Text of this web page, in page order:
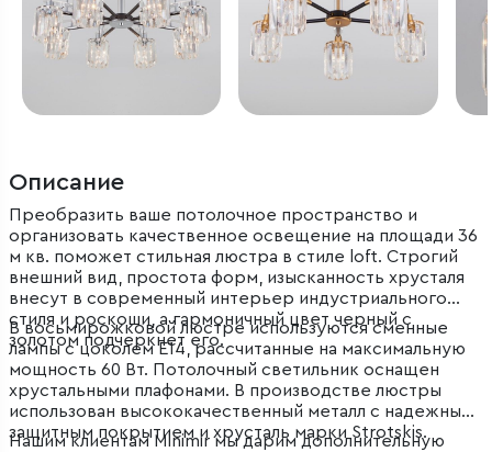
Описание
Преобразить ваше потолочное пространство и
организовать качественное освещение на площади 36
м кв. поможет стильная люстра в стиле loft. Строгий
внешний вид, простота форм, изысканность хрусталя
внесут в современный интерьер индустриального
стиля и роскоши, а гармоничный цвет черный с
золотом подчеркнет его.
В восьмирожковой люстре используются сменные
лампы с цоколем E14, рассчитанные на максимальную
мощность 60 Вт. Потолочный светильник оснащен
хрустальными плафонами. В производстве люстры
использован высококачественный металл с надежным
защитным покрытием и хрусталь марки Strotskis.
Нашим клиентам Minimir мы дарим дополнительную